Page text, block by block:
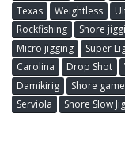
Texas
Weightless
Rockfishing
Shore
Micro jigging
Super
Carolina
Drop Shot
Damikirig
Shore game
Serviola
Shore Slow